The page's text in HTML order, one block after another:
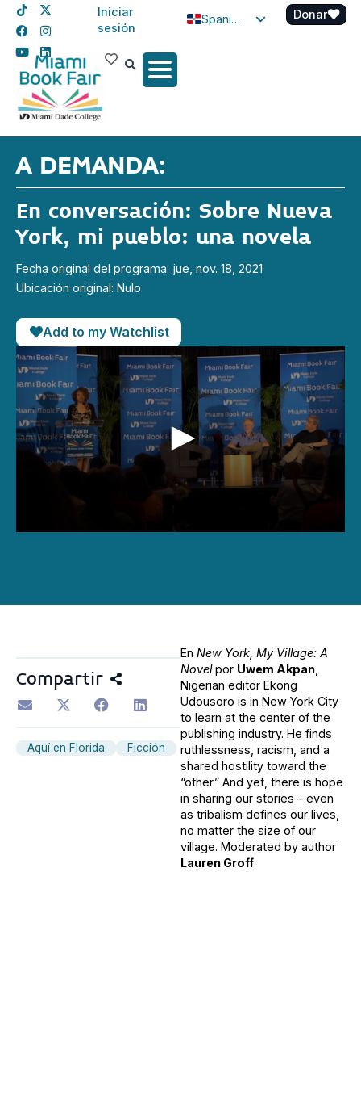
Iniciar
sesión
Spanish
Donar
A DEMANDA:
En conversación: Sobre Nueva
York, mi pueblo: una novela
Fecha original del programa: jue, nov. 18, 2021
Ubicación original: Nulo
Add to my Watchlist
26
Compartir
Aquí en Florida Ficción
En New York, My Village: A
Novelpor Uwem Akpan,
Nigerian editor Ekong
Udousoro is in New York City
to learn at the center of the
publishing industry. He finds
ruthlessness, racism, and a
shared hostility toward the
“other.” And yet, there is hope
in sharing our stories – even
as tribalism defines our lives,
no matter the size of our
village. Moderated by author
Lauren Groff.